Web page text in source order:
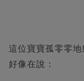
這位寶寶孤零零
好像在說：